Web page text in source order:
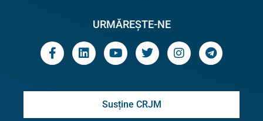
URMĂREȘTE-NE
Susține CRJM